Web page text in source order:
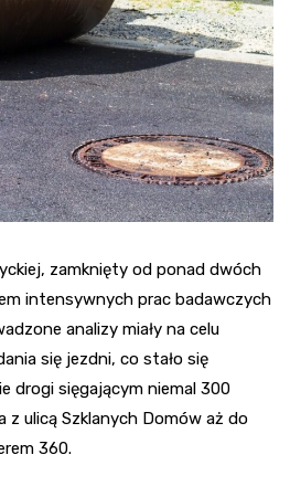
zamknięty od ponad dwóch
intensywnych prac badawczych
analizy miały na celu
się jezdni, co stało się
drogi sięgającym niemal 300
z ulicą Szklanych Domów aż do
360.